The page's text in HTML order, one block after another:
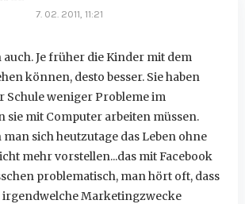
7. 02. 2011, 11:21
auch. Je früher die Kinder mit dem
können, desto besser. Sie haben
Schule weniger Probleme im
sie mit Computer arbeiten müssen.
sich heutzutage das Leben ohne
mehr vorstellen...das mit Facebook
problematisch, man hört oft, dass
irgendwelche Marketingzwecke